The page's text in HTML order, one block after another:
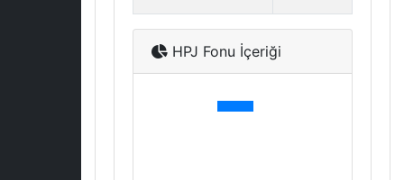
HPJ Fonu İçeriği